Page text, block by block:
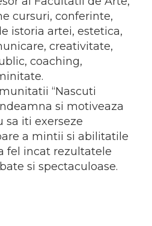
cursuri, conferinte,
istoria artei, estetica,
creativitate,
coaching,
“Nascuti
si motiveaza
sa iti exerseze
a mintii si abilitatile
fel incat rezultatele
si spectaculoase.